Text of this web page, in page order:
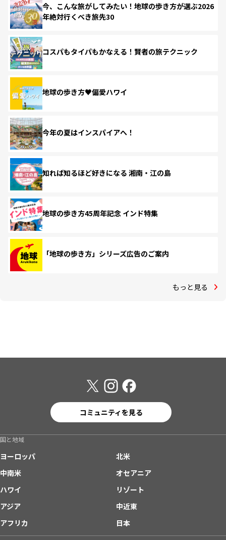
今、こんな旅がしてみたい！地球の歩き方が選ぶ2026
年絶対行くべき旅先30
コスパもタイパもかなえる！賢者の旅テクニック
地球の歩き方♥偏愛ハワイ
今年の夏はインスパイアへ！
知れば知るほど好きになる 湘南・江の島
地球の歩き方45周年記念 インド特集
「地球の歩き方」シリーズ広告のご案内
もっと見る
コミュニティを見る
国と地域
ヨーロッパ
北米
中南米
オセアニア
ハワイ
リゾート
アジア
中近東
アフリカ
日本